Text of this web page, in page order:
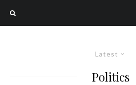
Latest
Politics